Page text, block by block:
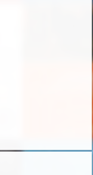
diecezji